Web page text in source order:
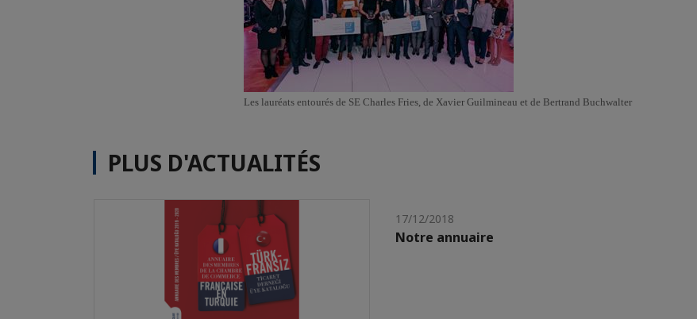
Les lauréats entourés de SE Charles Fries, de Xavier Guilmineau et de Bertrand Buchwalter
PLUS D'ACTUALITÉS
17/12/2018
Notre annuaire